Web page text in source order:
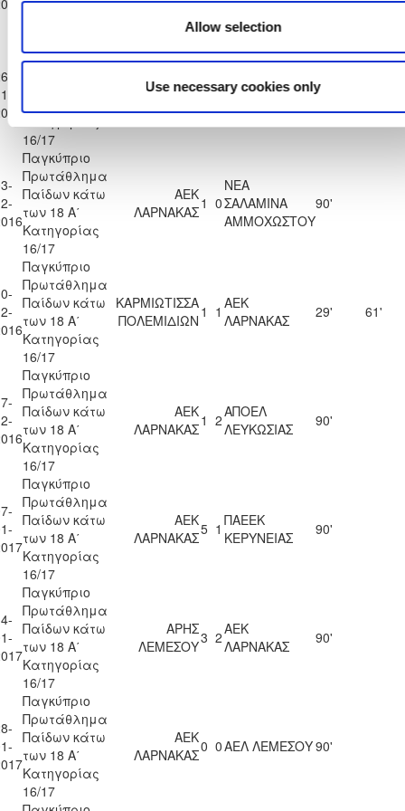
Allow selection
Use necessary cookies only
Παγκύπριο
Πρωτάθλημα
16/17
ΕΘΝΙΚΟΣ0 2ΑΕΚ
32'
Παγκύπριο
Πρωτάθλημα
Παίδων κάτω
των 18 Α΄
Κατηγορίας
16/17
ΑΕΚ
ΛΑΡΝΑΚΑΣ1 0
ΝΕΑ
ΣΑΛΑΜΙΝΑ
ΑΜΜΟΧΩΣΤΟΥ
90'
Παγκύπριο
Πρωτάθλημα
Παίδων κάτω
των 18 Α΄
Κατηγορίας
16/17
ΚΑΡΜΙΩΤΙΣΣΑ
ΠΟΛΕΜΙΔΙΩΝ 1 1 ΑΕΚ
ΛΑΡΝΑΚΑΣ
29' 61'
Παγκύπριο
Πρωτάθλημα
Παίδων κάτω
των 18 Α΄
Κατηγορίας
16/17
ΑΕΚ
ΛΑΡΝΑΚΑΣ1 2ΑΠΟΕΛ
ΛΕΥΚΩΣΙΑΣ
90'
Παγκύπριο
Πρωτάθλημα
Παίδων κάτω
των 18 Α΄
Κατηγορίας
16/17
ΑΕΚ
ΛΑΡΝΑΚΑΣ5 1 ΠΑΕΕΚ
ΚΕΡΥΝΕΙΑΣ
90'
Παγκύπριο
Πρωτάθλημα
Παίδων κάτω
των 18 Α΄
Κατηγορίας
16/17
ΑΡΗΣ
ΛΕΜΕΣΟΥ3 2ΑΕΚ
ΛΑΡΝΑΚΑΣ
90'
Παγκύπριο
Πρωτάθλημα
Παίδων κάτω
των 18 Α΄
Κατηγορίας
16/17
ΑΕΚ
ΛΑΡΝΑΚΑΣ0 0ΑΕΛ ΛΕΜΕΣΟΥ90'